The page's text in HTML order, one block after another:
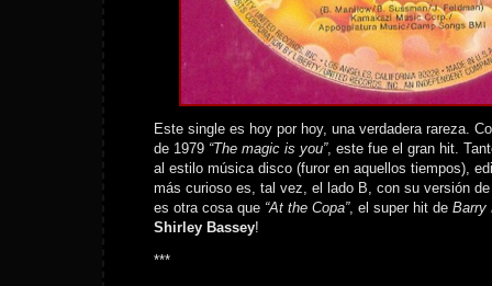
Este single es hoy por hoy, una verdadera rareza.
de 1979 “The magic is you”, este fue el gran hit.
al estilo música disco (furor en aquellos tiempos),
más curioso es, tal vez, el lado B, con su versión
es otra cosa que “At the Copa”, el super hit de Barry
Shirley Bassey!
***